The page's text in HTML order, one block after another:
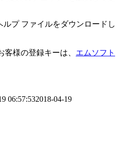
プ ファイルをダウンロードし
様の登録キーは、 エムソフト
06:57:532018-04-19